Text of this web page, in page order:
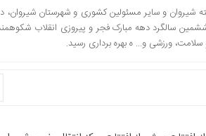
شیروان و سایر مسئولین کشوری و شهرستان شیروان،
ورزشی و... ه بهره برداری رسید.